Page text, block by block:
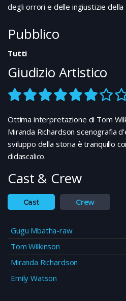
degli orrori e delle ingiustizie
Pubblico
Tutti
Giudizio Artistico
Ottima interpretazione di Tom
Miranda Richardson scenografia
sviluppo della storia è tranquillo
didascalico.
Cast & Crew
Cast Crew
Gugu Mbatha-raw
Tom Wilkinson
Miranda Richardson
Emily Watson